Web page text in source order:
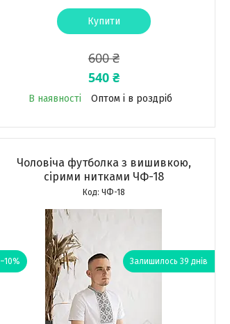
Купити
600 ₴
540 ₴
В наявності Оптом і в роздріб
Чоловіча футболка з вишивкою,
сірими нитками ЧФ-18
ЧФ-18
–10% Залишилось 39 днів